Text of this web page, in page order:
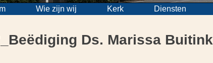
Wie zijn wij Kerk Diensten
Ds. Marissa Buitink